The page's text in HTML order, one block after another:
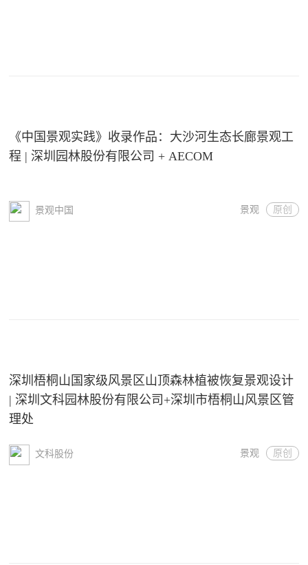
《中国景观实践》收录作品：大沙河生态长廊景观工
程 | 深圳园林股份有限公司 + AECOM
景观中国 景观 原创
深圳梧桐山国家级风景区山顶森林植被恢复景观设计
| 深圳文科园林股份有限公司+深圳市梧桐山风景区管
理处
文科股份 景观 原创